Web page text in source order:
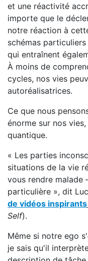
et une réactivité
importe que le
notre réaction à
schémas
qui entraînent
À moins de
cycles, nos vies
autoréalisatrices.
Ce que nous
énorme sur nos
quantique.
« Les parties
situations de la vie
vous rendre
particulière », dit
de vidéos inspirants
Self).
Même si notre ego
je sais qu'il